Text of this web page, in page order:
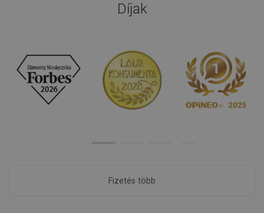
Díjak
Fizetés több